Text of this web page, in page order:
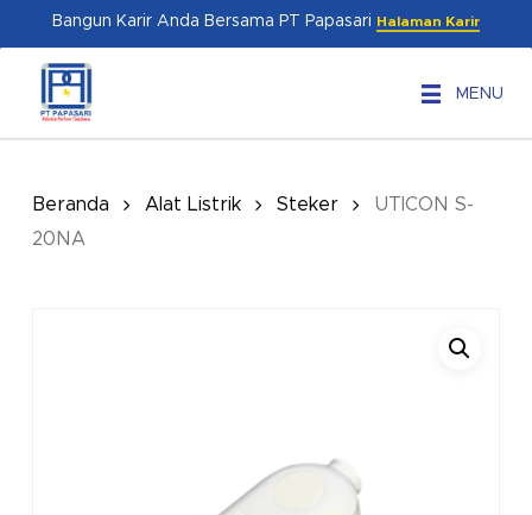
content
Bangun Karir Anda Bersama PT Papasari Halaman Karir
MENU
Beranda Alat Listrik Steker
UTICON S-
20NA
Menu